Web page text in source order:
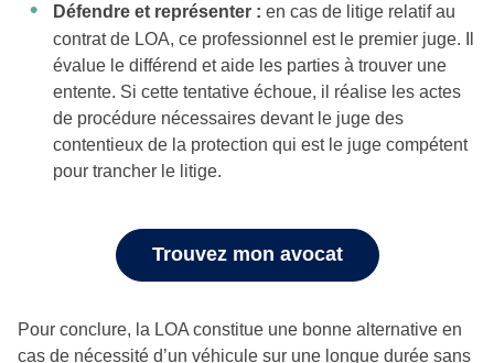
Défendre et représenter : en cas de litige relatif au
contrat de LOA, ce professionnel est le premier juge. Il
évalue le différend et aide les parties à trouver une
entente. Si cette tentative échoue, il réalise les actes
de procédure nécessaires devant le juge des
contentieux de la protection qui est le juge compétent
pour trancher le litige.
Trouvez mon avocat
Pour conclure, la LOA constitue une bonne alternative en
cas de nécessité d’un véhicule sur une longue durée sans